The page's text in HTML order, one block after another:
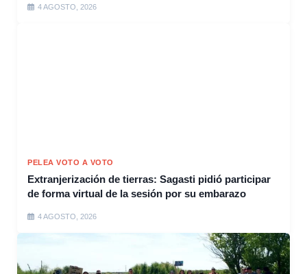
4 AGOSTO, 2026
PELEA VOTO A VOTO
Extranjerización de tierras: Sagasti pidió participar
de forma virtual de la sesión por su embarazo
4 AGOSTO, 2026